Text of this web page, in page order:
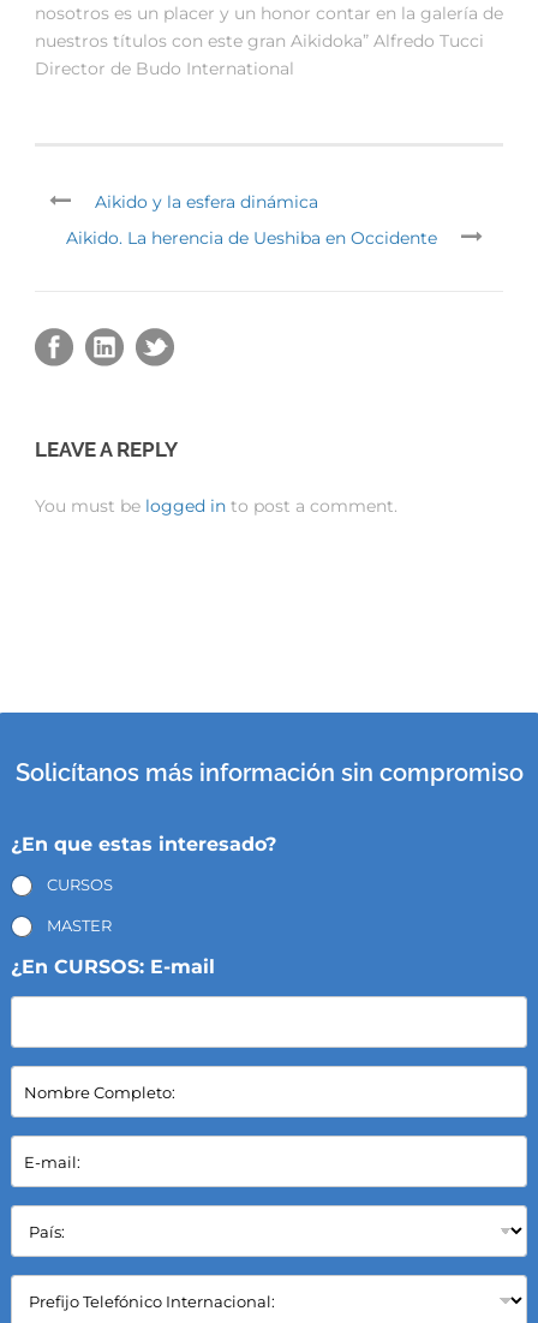
nosotros es un placer y un honor contar en la galería de
nuestros títulos con este gran Aikidoka” Alfredo Tucci
Director de Budo International
Aikido y la esfera dinámica
Aikido. La herencia de Ueshiba en Occidente
LEAVE A REPLY
You must be logged in to post a comment.
Solicítanos más información sin compromiso
¿En que estas interesado?
CURSOS
MASTER
¿En CURSOS: E-mail
N
m
b
e
C
m
p
E
m
a
l
*
P
í
s
C